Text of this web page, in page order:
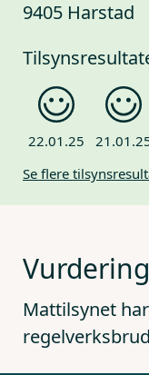
9405 Harstad
22.01.25
Se flere
Mattilsynet